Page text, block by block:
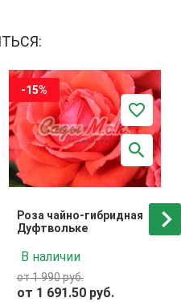
-15%
Роза чайно-гибридная
Дуфтвольке
В наличии
от 1 990 руб.
от 1 691.50 руб.